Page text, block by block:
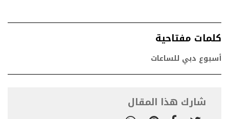
كلمات مفتاحية
أسبوع دبي للساعات
شارك هذا المقال